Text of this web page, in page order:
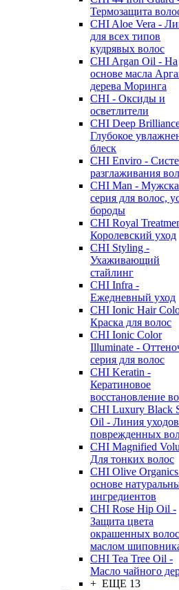
Термозащита
CHI Aloe Vera -
для всех типов
кудрявых волос
CHI Argan Oil - На
основе масла
дерева Моринга
CHI - Оксиды и
осветлители
CHI Deep
Глубокое
блеск
CHI Enviro -
разглаживания
CHI Man -
серия для волос,
бороды
CHI Royal
Королевский уход
CHI Styling -
Ухаживающий
стайлинг
CHI Infra -
Ежедневный уход
CHI Ionic Hair
Краска для волос
CHI Ionic Color
Illuminate -
серия для волос
CHI Keratin -
Кератиновое
восстановление
CHI Luxury Black
Oil - Линия
поврежденных
CHI Magnified
Для тонких волос
CHI Olive
основе
ингредиентов
CHI Rose Hip Oil -
Защита цвета
окрашенных
маслом
CHI Tea Tree Oil -
Масло чайного
+ ЕЩЕ 13